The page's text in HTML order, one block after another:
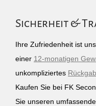
Sicherheit &
Ihre Zufriedenheit ist
einer 12-monatigen
unkompliziertes
Kaufen Sie bei FK
Sie unseren